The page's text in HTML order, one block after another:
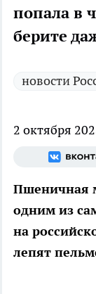
попала в
берите
новости
2 октября
Пшеничная
одним из
на
лепят